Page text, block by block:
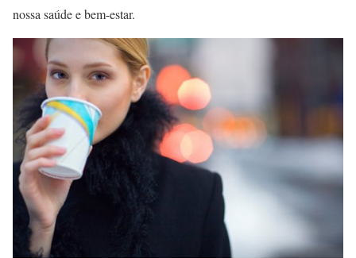
nossa saúde e bem-estar.